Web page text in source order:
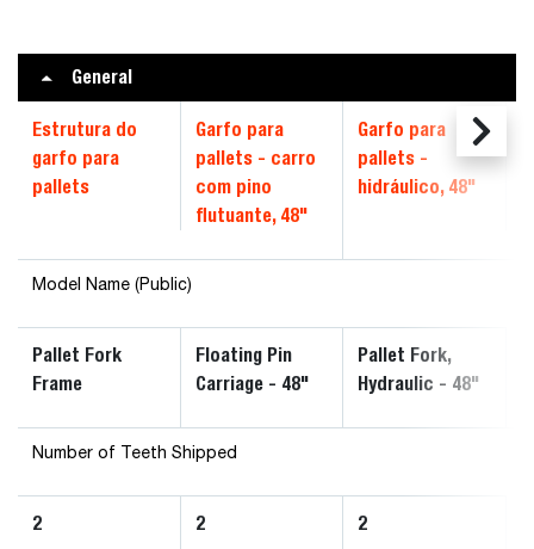
General
Estrutura do
garfo para
pallets
Garfo para
pallets - carro
com pino
flutuante, 48"
Garfo para
pallets -
hidráulico, 48"
Model Name (Public)
Pallet Fork
Frame
Floating Pin
Carriage - 48"
Pallet Fork,
Hydraulic - 48"
Number of Teeth Shipped
2 2 2